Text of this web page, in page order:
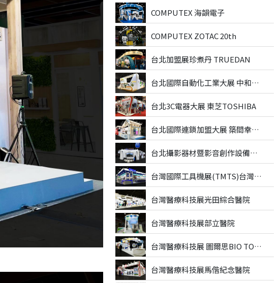
COMPUTEX 海韻電子
COMPUTEX ZOTAC 20th
台北加盟展珍煮丹 TRUEDAN
台北國際自動化工業大展 中和碁電
台北3C電器大展 東芝TOSHIBA
台北國際連鎖加盟大展 築間幸福鍋物
台北攝影器材暨影音創作設備展 正成集團
台灣國際工具機展(TMTS)台灣氣立CHELIC
台灣醫療科技展光田綜合醫院
台灣醫療科技展部立醫院
台灣醫療科技展 圖爾思BIO TOOLS
台灣醫療科技展馬偕紀念醫院